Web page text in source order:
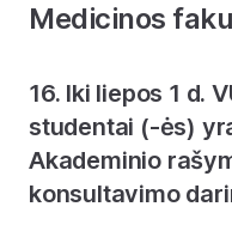
Medicinos
16. Iki liepos 1 d.
studentai (-ės)
Akademinio
konsultavimo